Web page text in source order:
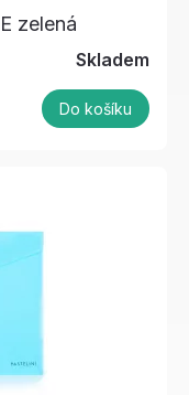
zelená
Skladem
Do košíku